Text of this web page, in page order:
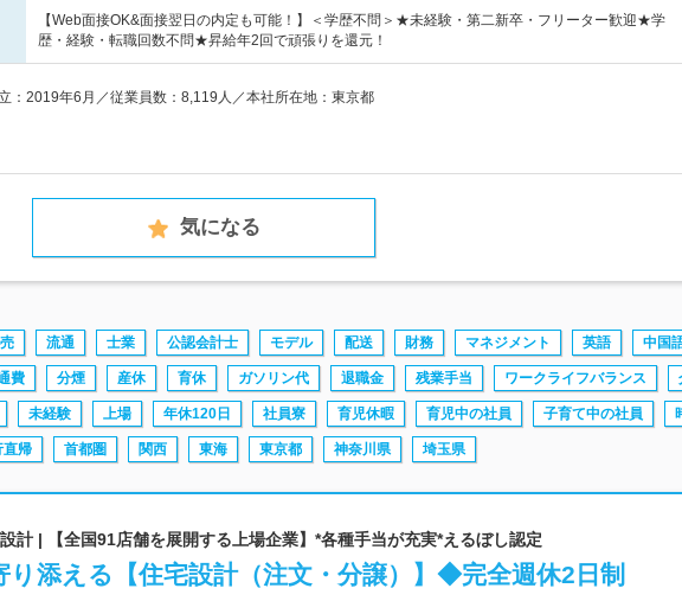
【Web面接OK&面接翌日の内定も可能！】＜学歴不問＞★未経験・第二新卒・フリーター歓迎★学
歴・経験・転職回数不問★昇給年2回で頑張りを還元！
：2019年6月／従業員数：8,119人／本社所在地：東京都
気になる
流通 士業 公認会計士 モデル 配送 財務 マネジメント 英語 中国
費 分煙 産休 育休 ガソリン代 退職金 残業手当 ワークライフバランス
未経験 上場 年休120日 社員寮 育児休暇 育児中の社員 子育て中の社員
直帰 首都圏 関西 東海 東京都 神奈川県 埼玉県
計 | 【全国91店舗を展開する上場企業】*各種手当が充実*えるぼし認定
り添える【住宅設計（注文・分譲）】◆完全週休2日制